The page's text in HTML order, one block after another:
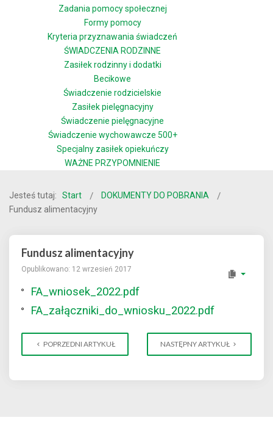
Zadania pomocy społecznej
Formy pomocy
Kryteria przyznawania świadczeń
ŚWIADCZENIA RODZINNE
Zasiłek rodzinny i dodatki
Becikowe
Świadczenie rodzicielskie
Zasiłek pielęgnacyjny
Świadczenie pielęgnacyjne
Świadczenie wychowawcze 500+
Specjalny zasiłek opiekuńczy
WAŻNE PRZYPOMNIENIE
Jesteś tutaj: Start
DOKUMENTY DO POBRANIA
Fundusz alimentacyjny
Fundusz alimentacyjny
Opublikowano: 12 wrzesień 2017
FA_wniosek_2022.pdf
FA_załączniki_do_wniosku_2022.pdf
POPRZEDNI ARTYKUŁ NASTĘPNY ARTYKUŁ